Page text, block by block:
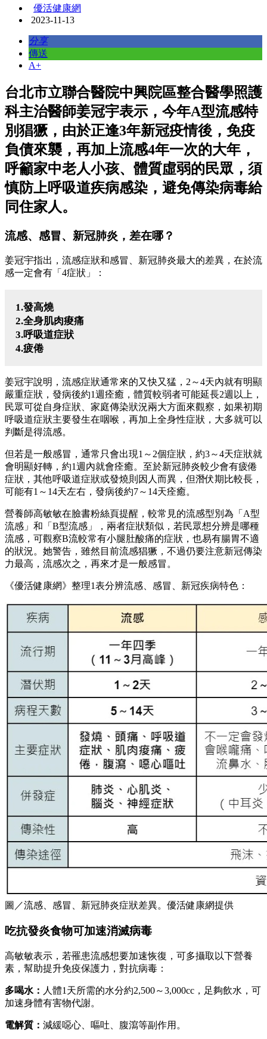
優活健康網
2023-11-13
分享
傳送
A+
台北市立聯合醫院中興院區整合醫學照護
科主治醫師姜冠宇表示，今年A型流感特
別猖獗，由於正逢3年新冠疫情後，免疫
負債來襲，再加上流感4年一次的大年，
呼籲家中老人小孩、體質虛弱的民眾，須
慎防上呼吸道疾病感染，避免傳染病毒給
同住家人。
流感、感冒、新冠肺炎，差在哪？
姜冠宇指出，流感症狀和感冒、新冠肺炎最大的差異，在於流
感一定會有「4症狀」：
1.發高燒
2.全身肌肉痠痛
3.呼吸道症狀
4.疲倦
姜冠宇說明，流感症狀通常來的又快又猛，2～4天內就有明顯
嚴重症狀，發病後約1週痊癒，體質較弱者可能延長2週以上，
民眾可從自身症狀、家庭傳染狀況兩大方面來觀察，如果初期
呼吸道症狀主要發生在咽喉，再加上全身性症狀，大多就可以
判斷是得流感。
但若是一般感冒，通常只會出現1～2個症狀，約3～4天症狀就
會明顯好轉，約1週內就會痊癒。至於新冠肺炎較少會有疲倦
症狀，其他呼吸道症狀或發燒則因人而異，但潛伏期比較長，
可能有1～14天左右，發病後約7～14天痊癒。
營養師高敏敏在臉書粉絲頁提醒，較常見的流感型別為「A型
流感」和「B型流感」，兩者症狀類似，若民眾想分辨是哪種
流感，可觀察B流較常有小腿肚酸痛的症狀，也易有腸胃不適
的狀況。她警告，雖然目前流感猖獗，不過仍要注意新冠傳染
力最高，流感次之，再來才是一般感冒。
《優活健康網》整理1表分辨流感、感冒、新冠疾病特色：
圖／流感、感冒、新冠肺炎症狀差異。優活健康網提供
吃抗發炎食物可加速消滅病毒
高敏敏表示，若罹患流感想要加速恢復，可多攝取以下營養
素，幫助提升免疫保護力，對抗病毒：
多喝水： 人體1天所需的水分約2,500～3,000cc，足夠飲水，可
加速身體有害物代謝。
電解質： 減緩噁心、嘔吐、腹瀉等副作用。